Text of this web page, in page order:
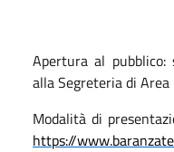
Apertura al pubblico:
alla Segreteria di
Modalità di
https://